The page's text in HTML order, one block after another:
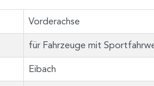
Vorderachse
für Fahrzeuge mit
Eibach